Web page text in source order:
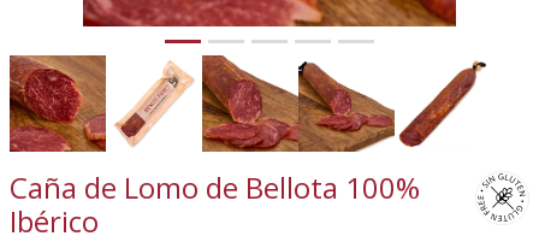
Caña de Lomo de Bellota 100%
Ibérico